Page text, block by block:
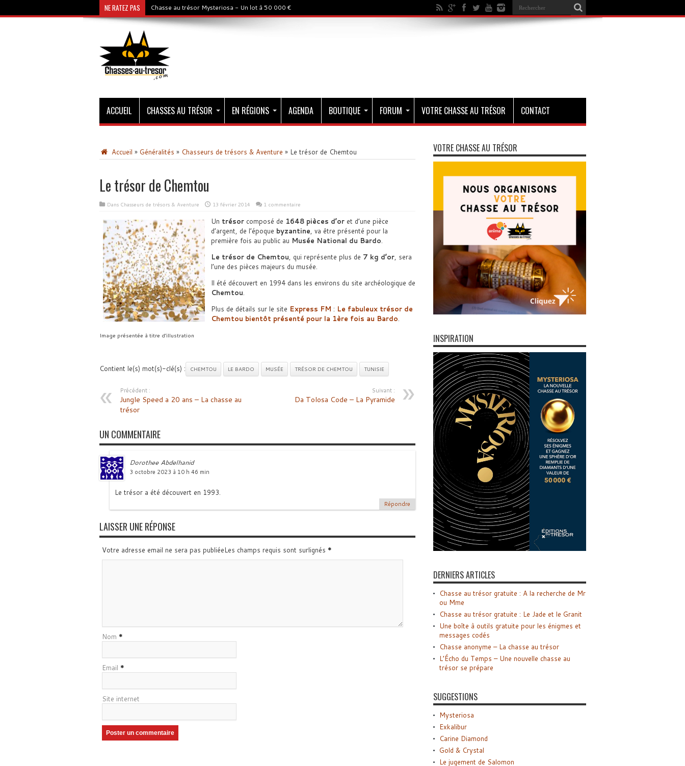
NE RATEZ PAS Chasse au trésor Mysteriosa - Un lot à 50 000 €
ACCUEIL CHASSES AU TRÉSOR EN RÉGIONS AGENDA BOUTIQUE FORUM VOTRE CHASSE AU TRÉSOR CONTACT
Accueil » Généralités » Chasseurs de trésors & Aventure » Le trésor de Chemtou
Le trésor de Chemtou
Dans Chasseurs de trésors & Aventure 13 février 2014 1 commentaire
Un trésorcomposé de 1648 pièces d’oret d’une pièce
d’argent, de l’époque byzantine, va être présenté pour la
première fois au public au Musée National du Bardo.
Le trésor de Chemtou, qui représente plus de 7 kg d’or, sera
l’une des pièces majeurs du musée.
Il été découvert en 1994 dans les environs du site archéologique de
Chemtou.
Plus de détails sur le site Express FM : Le fabuleux trésor de
Chemtou bientôt présenté pour la 1ère fois au Bardo.
Image présentée à titre d’illustration
Contient le(s) mot(s)-clé(s) : CHEMTOU LE BARDO MUSÉE TRÉSOR DE CHEMTOU TUNISIE
Précédent :
Jungle Speed a 20 ans – La chasse au
trésor
Suivant :
Da Tolosa Code – La Pyramide
UN COMMENTAIRE
Dorothee Abdelhanid
3 octobre 2023 à 10 h 46 min
Le trésor a été découvert en 1993.
Répondre
LAISSER UNE RÉPONSE
Votre adresse email ne sera pas publiéeLes champs requis sont surlignés *
Nom *
Email *
Site internet
VOTRE CHASSE AU TRÉSOR
INSPIRATION
DERNIERS ARTICLES
Chasse au trésor gratuite : A la recherche de Mr
ou Mme
Chasse au trésor gratuite : Le Jade et le Granit
Une boîte à outils gratuite pour les énigmes et
messages codés
Chasse anonyme – La chasse au trésor
L’Écho du Temps – Une nouvelle chasse au
trésor se prépare
SUGGESTIONS
Mysteriosa
Exkalibur
Carine Diamond
Gold & Crystal
Le jugement de Salomon